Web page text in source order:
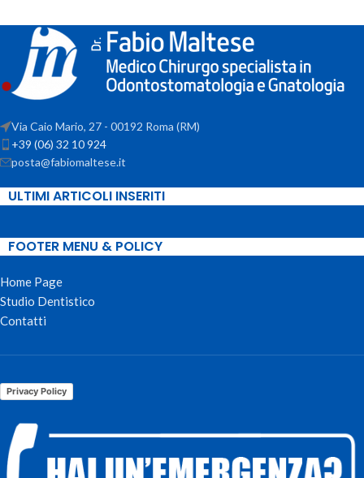
Via Caio Mario, 27 - 00192 Roma (RM)
+39 (06) 32 10 924
posta@fabiomaltese.it
ULTIMI ARTICOLI INSERITI
FOOTER MENU & POLICY
Home Page
Studio Dentistico
Contatti
Privacy Policy